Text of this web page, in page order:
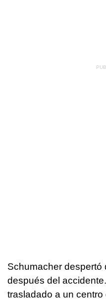
Schumacher despertó
después del
trasladado a un